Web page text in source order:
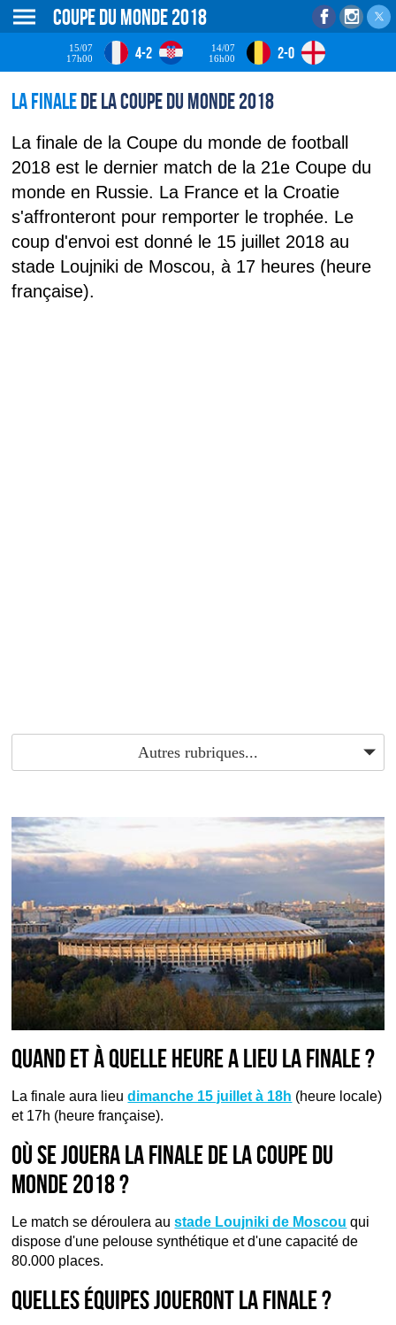
Coupe du monde 2018
15/07
17h00
4-2
14/07
16h00
2-0
La finale de la Coupe du monde 2018
La finale de la Coupe du monde de football
2018 est le dernier match de la 21e Coupe du
monde en Russie. La France et la Croatie
s'affronteront pour remporter le trophée. Le
coup d'envoi est donné le 15 juillet 2018 au
stade Loujniki de Moscou, à 17 heures (heure
française).
Autres rubriques...
Quand et à quelle heure a lieu la finale ?
La finale aura lieudimanche 15 juillet à 18h (heure locale)
et 17h (heure française).
Où se jouera la finale de la Coupe du
monde 2018 ?
Le match se déroulera austade Loujniki de Moscou qui
dispose d'une pelouse synthétique et d'une capacité de
80.000 places.
Quelles équipes joueront la finale ?